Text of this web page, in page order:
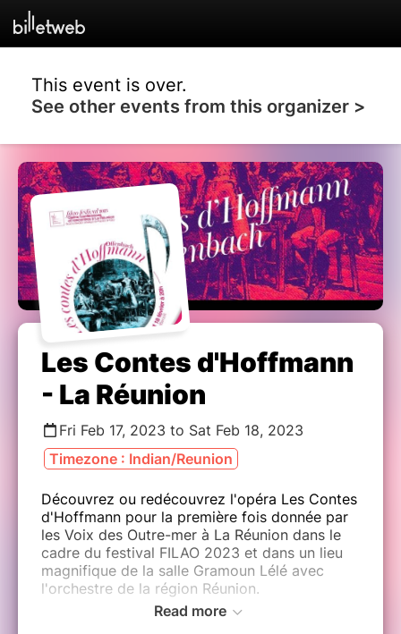
This event is over.
See other events from this organizer >
Les Contes d'Hoffmann
- La Réunion
Fri Feb 17, 2023 to Sat Feb 18, 2023
Timezone : Indian/Reunion
Découvrez ou redécouvrez l'opéra Les Contes
d'Hoffmann pour la première fois donnée par
les Voix des Outre-mer à La Réunion dans le
cadre du festival FILAO 2023 et dans un lieu
magnifique de la salle Gramoun Lélé avec
l'orchestre de la région Réunion.
Read more